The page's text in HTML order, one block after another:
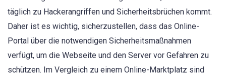
täglich zu Hackerangriffen und Sicherheitsbrüchen kommt.
Daher ist es wichtig, sicherzustellen, dass das Online-
Portal über die notwendigen Sicherheitsmaßnahmen
verfügt, um die Webseite und den Server vor Gefahren zu
schützen. Im Vergleich zu einem Online-Marktplatz sind